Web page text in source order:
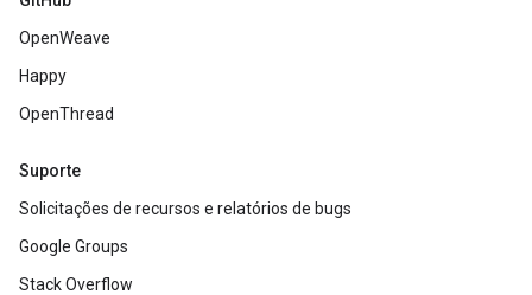
OpenWeave
Happy
OpenThread
Suporte
Solicitações de recursos e relatórios de bugs
Google Groups
Stack Overflow